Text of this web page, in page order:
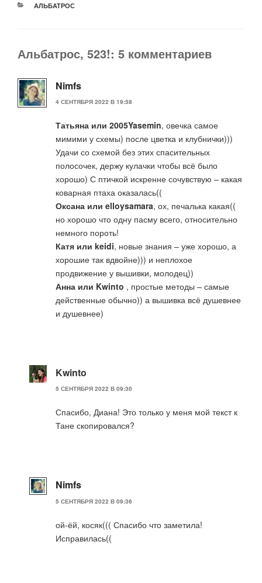
РУБРИКИ
АЛЬБАТРОС
Альбатрос, 523!: 5 комментариев
Nimfs
4 СЕНТЯБРЯ 2022 В 19:58
Татьяна или 2005Yasemin, овечка самое
мимими у схемы) после цветка и клубнички)))
Удачи со схемой без этих спасительных
полосочек, держу кулачки чтобы всё было
хорошо) С птичкой искренне сочувствую – какая
коварная птаха оказалась((
Оксана или elloysamara, ох, печалька какая((
но хорошо что одну пасму всего, относительно
немного пороть!
Катя или keidi, новые знания – уже хорошо, а
хорошие так вдвойне))) и неплохое
продвижение у вышивки, молодец))
Анна или Kwinto , простые методы – самые
действенные обычно)) а вышивка всё душевнее
и душевнее)
Kwinto
5 СЕНТЯБРЯ 2022 В 09:30
Спасибо, Диана! Это только у меня мой текст к
Тане скопировался?
Nimfs
5 СЕНТЯБРЯ 2022 В 09:36
ой-ёй, косяк((( Спасибо что заметила!
Исправилась((